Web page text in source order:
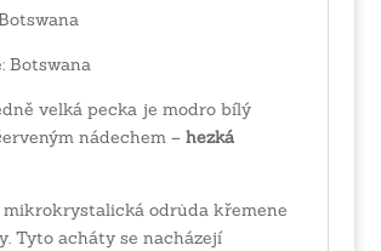
Botswana
velká pecka je modro bílý
nádechem – hezká
odrůda křemene
Tyto acháty se nacházejí